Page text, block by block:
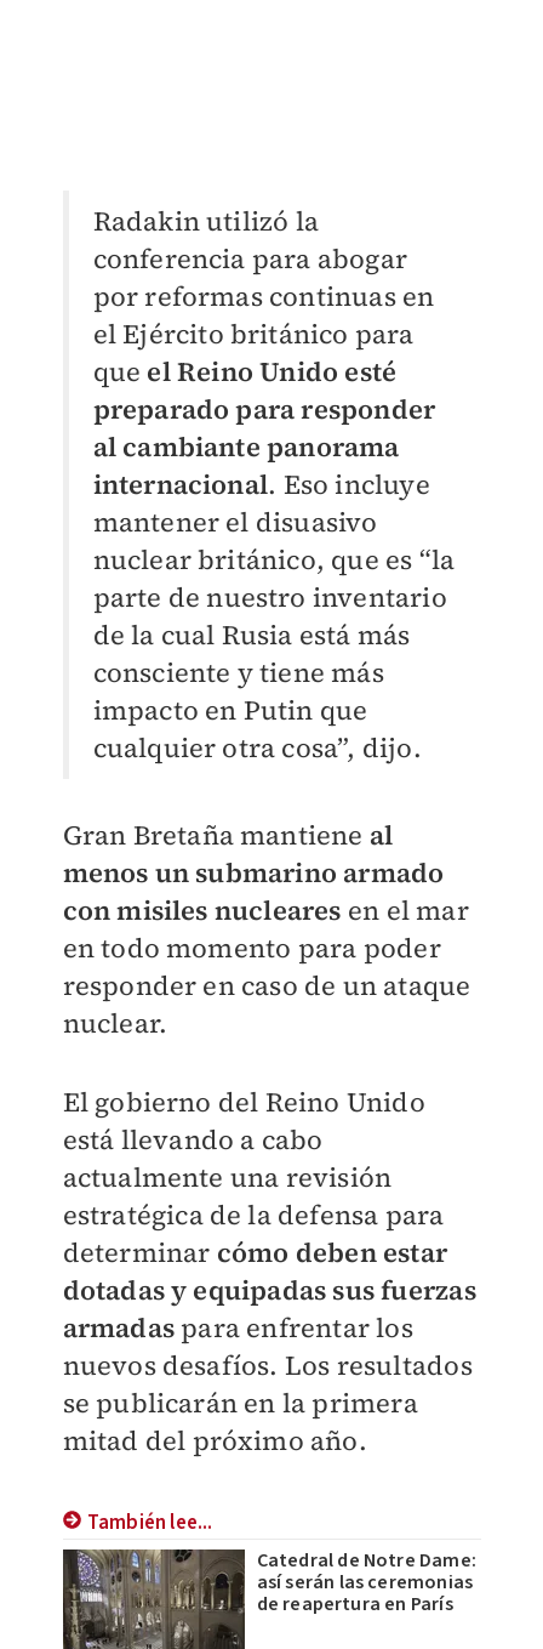
Radakin utilizó la
conferencia para abogar
por reformas continuas en
el Ejército británico para
que el Reino Unido esté
preparado para responder
al cambiante panorama
internacional. Eso incluye
mantener el disuasivo
nuclear británico, que es “la
parte de nuestro inventario
de la cual Rusia está más
consciente y tiene más
impacto en Putin que
cualquier otra cosa”, dijo.
Gran Bretaña mantiene al
menos un submarino armado
con misiles nucleares en el mar
en todo momento para poder
responder en caso de un ataque
nuclear.
El gobierno del Reino Unido
está llevando a cabo
actualmente una revisión
estratégica de la defensa para
determinar cómo deben estar
dotadas y equipadas sus fuerzas
armadas para enfrentar los
nuevos desafíos. Los resultados
se publicarán en la primera
mitad del próximo año.
También lee...
Catedral de Notre Dame:
así serán las ceremonias
de reapertura en París